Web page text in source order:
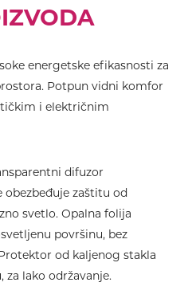
energetske efikasnosti za
Potpun vidni komfor
i električnim
difuzor
zaštitu od
svetlo. Opalna folija
površinu, bez
od kaljenog stakla
za lako održavanje.